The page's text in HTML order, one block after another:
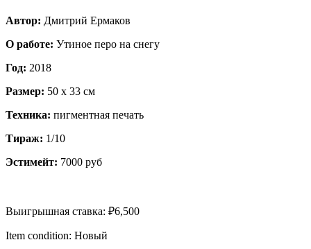
Автор: Дмитрий Ермаков
О работе: Утиное перо на снегу
Год: 2018
Размер: 50 х 33 см
Техника: пигментная печать
Тираж: 1/10
Эстимейт: 7000 руб
Выигрышная ставка: ₽6,500
Item condition: Новый